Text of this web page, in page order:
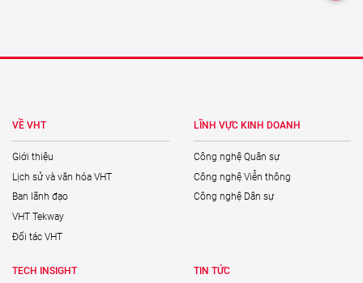
VỀ VHT
Giới thiệu
Lịch sử và văn hóa VHT
Ban lãnh đạo
VHT Tekway
Đối tác VHT
LĨNH VỰC KINH DOANH
Công nghệ Quân sự
Công nghệ Viễn thông
Công nghệ Dân sự
TECH INSIGHT TIN TỨC